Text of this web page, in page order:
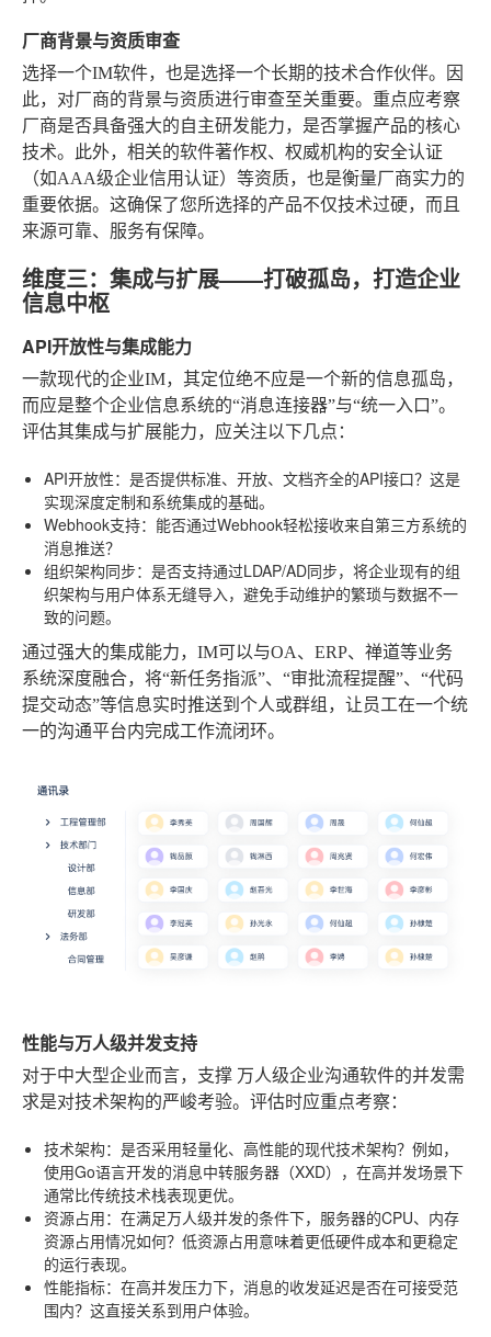
厂商背景与资质审查
选择一个IM软件，也是选择一个长期的技术合作伙伴。因
此，对厂商的背景与资质进行审查至关重要。重点应考察
厂商是否具备强大的自主研发能力，是否掌握产品的核心
技术。此外，相关的软件著作权、权威机构的安全认证
（如AAA级企业信用认证）等资质，也是衡量厂商实力的
重要依据。这确保了您所选择的产品不仅技术过硬，而且
来源可靠、服务有保障。
维度三：集成与扩展——打破孤岛，打造企业
信息中枢
API开放性与集成能力
一款现代的企业IM，其定位绝不应是一个新的信息孤岛，
而应是整个企业信息系统的“消息连接器”与“统一入口”。
评估其集成与扩展能力，应关注以下几点：
API开放性：是否提供标准、开放、文档齐全的API接口？这是
实现深度定制和系统集成的基础。
Webhook支持：能否通过Webhook轻松接收来自第三方系统的
消息推送？
组织架构同步：是否支持通过LDAP/AD同步，将企业现有的组
织架构与用户体系无缝导入，避免手动维护的繁琐与数据不一
致的问题。
通过强大的集成能力，IM可以与OA、ERP、禅道等业务
系统深度融合，将“新任务指派”、“审批流程提醒”、“代码
提交动态”等信息实时推送到个人或群组，让员工在一个统
一的沟通平台内完成工作流闭环。
性能与万人级并发支持
对于中大型企业而言，支撑 万人级企业沟通软件的并发需
求是对技术架构的严峻考验。评估时应重点考察：
技术架构：是否采用轻量化、高性能的现代技术架构？例如，
使用Go语言开发的消息中转服务器（XXD），在高并发场景下
通常比传统技术栈表现更优。
资源占用：在满足万人级并发的条件下，服务器的CPU、内存
资源占用情况如何？低资源占用意味着更低硬件成本和更稳定
的运行表现。
性能指标：在高并发压力下，消息的收发延迟是否在可接受范
围内？这直接关系到用户体验。